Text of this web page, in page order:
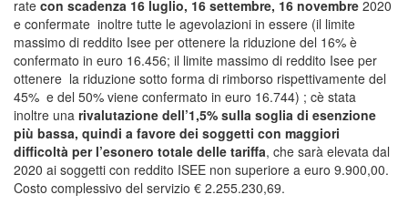
rate con scadenza 16 luglio, 16 settembre, 16 novembre 2020
e confermate inoltre tutte le agevolazioni in essere (il limite
massimo di reddito Isee per ottenere la riduzione del 16% è
confermato in euro 16.456; il limite massimo di reddito Isee per
ottenere la riduzione sotto forma di rimborso rispettivamente del
45% e del 50% viene confermato in euro 16.744) ; cè stata
inoltre una rivalutazione dell’1,5% sulla soglia di esenzione
più bassa, quindi a favore dei soggetti con maggiori
difficoltà per l’esonero totale delle tariffa, che sarà elevata dal
2020 ai soggetti con reddito ISEE non superiore a euro 9.900,00.
Costo complessivo del servizio € 2.255.230,69.